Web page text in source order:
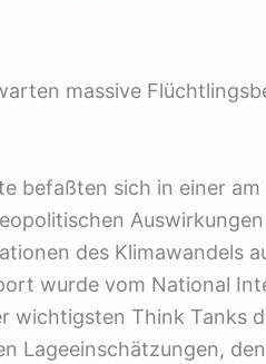
massive
befaßten sich in einer
des Klimawandels
wurde vom National
wichtigsten Think Tanks
Lageeinschätzungen,